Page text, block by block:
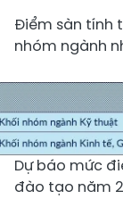
Điểm sàn tính
nhóm ngành
Dự báo mức
đào tạo năm